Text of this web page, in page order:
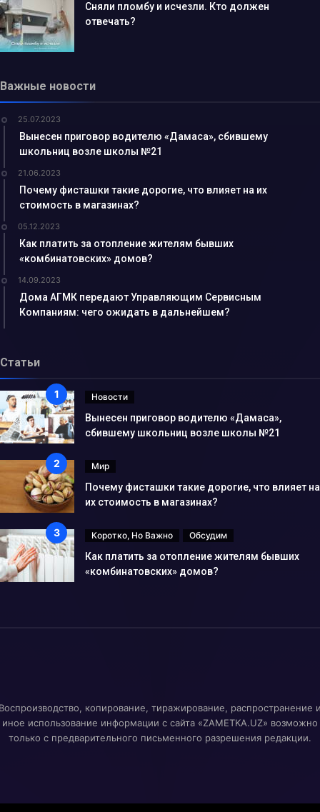
Сняли пломбу и исчезли. Кто должен
отвечать?
Важные новости
25.07.2023
Вынесен приговор водителю «Дамаса», сбившему
школьниц возле школы №21
21.06.2023
Почему фисташки такие дорогие, что влияет на их
стоимость в магазинах?
05.12.2023
Как платить за отопление жителям бывших
«комбинатовских» домов?
14.09.2023
Дома АГМК передают Управляющим Сервисным
Компаниям: чего ожидать в дальнейшем?
Статьи
Новости
Вынесен приговор водителю «Дамаса»,
сбившему школьниц возле школы №21
Мир
Почему фисташки такие дорогие, что влияет на
их стоимость в магазинах?
Коротко, Но Важно Обсудим
Как платить за отопление жителям бывших
«комбинатовских» домов?
копирование, тиражирование, распространение
иное использование информации с сайта «ZAMETKA.UZ» возможно
только с предварительного письменного разрешения редакции.